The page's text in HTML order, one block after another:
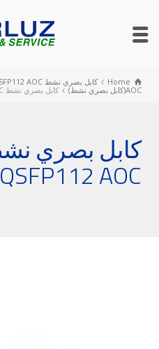
Home كابل بصري نشط 400G QSFP112 AOC
AOC(كابل بصري نشط)
كابل بصري نشط 400G QSFP112 AOC
QSFP112 AOC